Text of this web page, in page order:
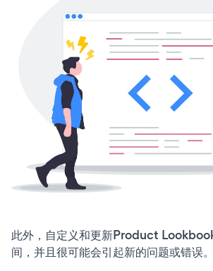
此外，自定义和更新Product
间，并且很可能会引起新的问题或错误。